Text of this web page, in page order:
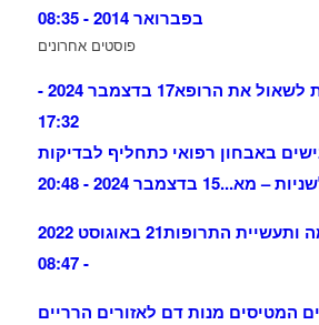
בפברואר 2014 - 08:35
פוסטים אחרונים
לשאול את הרופא
17 בדצמבר 2024 -
17:32
באבחון רפואי כתחליף לבדיקות
– מא...15 בדצמבר 2024 - 20:48
ותעשיית התרופות
21 באוגוסט 2022
- 08:47
המטיסים מנות דם לאזורים הרריים